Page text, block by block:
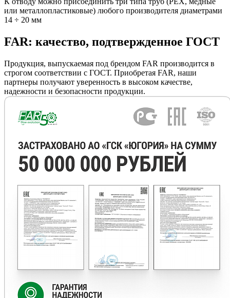
или металлопластиковые) любого производителя диаметрами
14 ÷ 20 мм
FAR: качество, подтвержденное ГОСТ
Продукция, выпускаемая под брендом FAR производится в
строгом соответствии с ГОСТ. Приобретая FAR, наши
партнеры получают уверенность в высоком качестве,
надежности и безопасности продукции.